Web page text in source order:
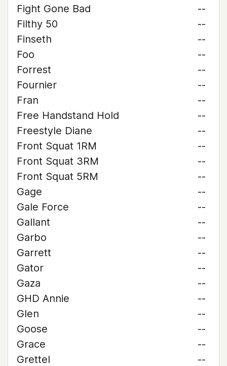
Fight Gone Bad
--
Filthy 50
--
Finseth
--
Foo
--
Forrest
--
Fournier
--
Fran
--
Free Handstand Hold
--
Freestyle Diane
--
Front Squat 1RM
--
Front Squat 3RM
--
Front Squat 5RM
--
Gage
--
Gale Force
--
Gallant
--
Garbo
--
Garrett
--
Gator
--
Gaza
--
GHD Annie
--
Glen
--
Goose
--
Grace
--
Grettel
--